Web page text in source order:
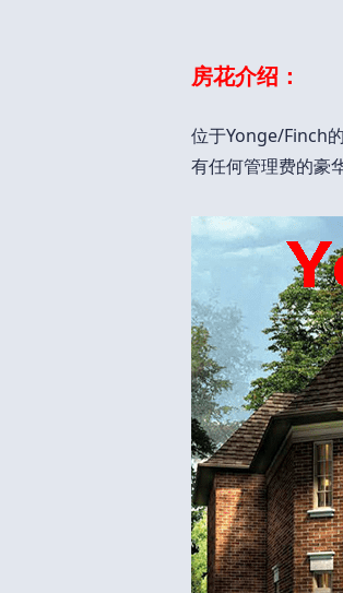
房花介绍：
位于Yonge/Finch
有任何管理费的豪